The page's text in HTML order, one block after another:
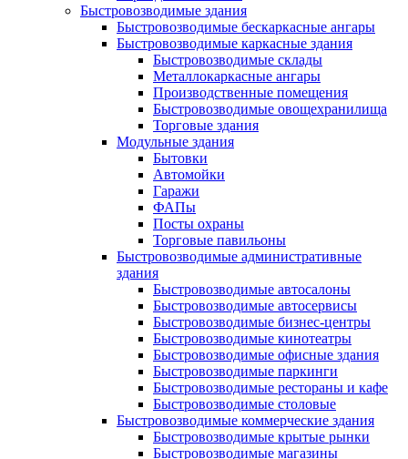
Быстровозводимые здания
Быстровозводимые бескаркасные ангары
Быстровозводимые каркасные здания
Быстровозводимые склады
Металлокаркасные ангары
Производственные помещения
Быстровозводимые овощехранилища
Торговые здания
Модульные здания
Бытовки
Автомойки
Гаражи
ФАПы
Посты охраны
Торговые павильоны
Быстровозводимые административные
здания
Быстровозводимые автосалоны
Быстровозводимые автосервисы
Быстровозводимые бизнес-центры
Быстровозводимые кинотеатры
Быстровозводимые офисные здания
Быстровозводимые паркинги
Быстровозводимые рестораны и кафе
Быстровозводимые столовые
Быстровозводимые коммерческие здания
Быстровозводимые крытые рынки
Быстровозводимые магазины